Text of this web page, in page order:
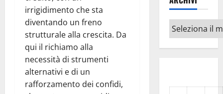
irrigidimento che sta
diventando un freno
strutturale alla crescita. Da
qui il richiamo alla
necessità di strumenti
alternativi e di un
rafforzamento dei confidi,
Archivi